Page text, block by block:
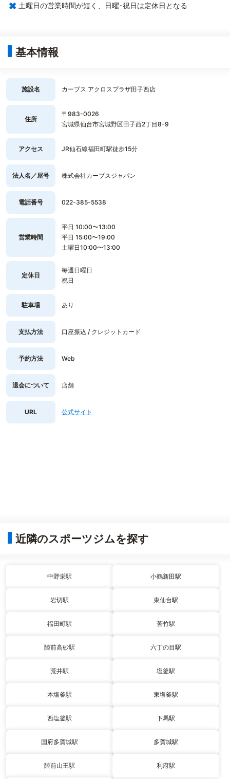
× 土曜日の営業時間が短く、日曜･祝日は定休日となる
基本情報
施設名 カーブス アクロスプラザ田子西店
住所
〒983-0026
宮城県仙台市宮城野区田子西2丁目8-9
アクセス JR仙石線福田町駅徒歩15分
法人名／屋号 株式会社カーブスジャパン
電話番号 022-385-5538
営業時間
平日 10:00〜13:00
平日 15:00〜19:00
土曜日10:00〜13:00
定休日
毎週日曜日
祝日
駐車場 あり
支払方法 口座振込 / クレジットカード
予約方法 Web
退会について 店舗
URL 公式サイト
近隣のスポーツジムを探す
中野栄駅 小鶴新田駅
岩切駅 東仙台駅
福田町駅 苦竹駅
陸前高砂駅 六丁の目駅
荒井駅 塩釜駅
本塩釜駅 東塩釜駅
西塩釜駅 下馬駅
国府多賀城駅 多賀城駅
陸前山王駅 利府駅